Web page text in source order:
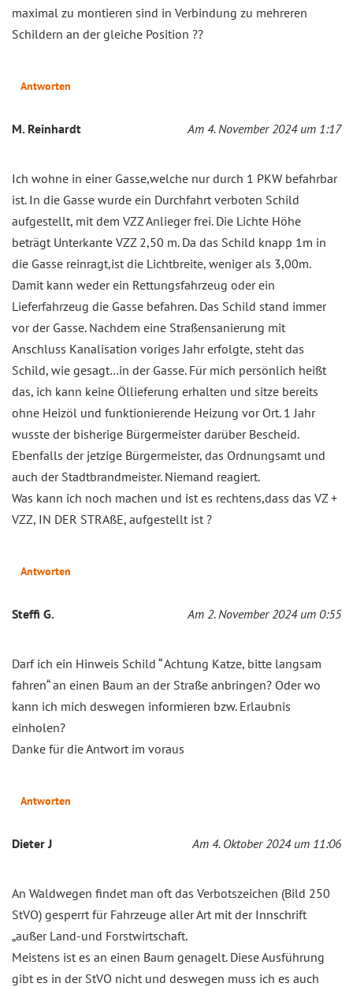
maximal zu montieren sind in Verbindung zu mehreren
Schildern an der gleiche Position ??
Antworten
M. Reinhardt Am 4. November 2024 um 1:17
Ich wohne in einer Gasse,welche nur durch 1 PKW befahrbar
ist. In die Gasse wurde ein Durchfahrt verboten Schild
aufgestellt, mit dem VZZ Anlieger frei. Die Lichte Höhe
beträgt Unterkante VZZ 2,50 m. Da das Schild knapp 1m in
die Gasse reinragt,ist die Lichtbreite, weniger als 3,00m.
Damit kann weder ein Rettungsfahrzeug oder ein
Lieferfahrzeug die Gasse befahren. Das Schild stand immer
vor der Gasse. Nachdem eine Straßensanierung mit
Anschluss Kanalisation voriges Jahr erfolgte, steht das
Schild, wie gesagt…in der Gasse. Für mich persönlich heißt
das, ich kann keine Öllieferung erhalten und sitze bereits
ohne Heizöl und funktionierende Heizung vor Ort. 1 Jahr
wusste der bisherige Bürgermeister darüber Bescheid.
Ebenfalls der jetzige Bürgermeister, das Ordnungsamt und
auch der Stadtbrandmeister. Niemand reagiert.
Was kann ich noch machen und ist es rechtens,dass das VZ +
VZZ, IN DER STRAßE, aufgestellt ist ?
Antworten
Steffi G. Am 2. November 2024 um 0:55
Darf ich ein Hinweis Schild “ Achtung Katze, bitte langsam
fahren“ an einen Baum an der Straße anbringen? Oder wo
kann ich mich deswegen informieren bzw. Erlaubnis
einholen?
Danke für die Antwort im voraus
Antworten
Dieter J Am 4. Oktober 2024 um 11:06
An Waldwegen findet man oft das Verbotszeichen (Bild 250
StVO) gesperrt für Fahrzeuge aller Art mit der Innschrift
„außer Land-und Forstwirtschaft.
Meistens ist es an einen Baum genagelt. Diese Ausführung
gibt es in der StVO nicht und deswegen muss ich es auch